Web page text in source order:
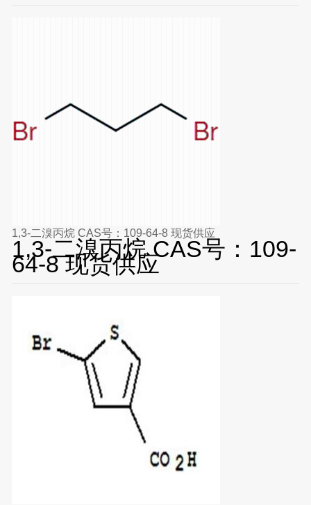
1,3-二溴丙烷 CAS号：109-64-8 现货供应
1,3-二溴丙烷 CAS号：109-
64-8 现货供应